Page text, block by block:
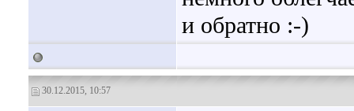
и обратно :-)
30.12.2015, 10:57